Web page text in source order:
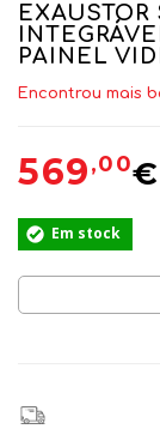
PAINEL
Encontrou mais
569,00€
Em stock